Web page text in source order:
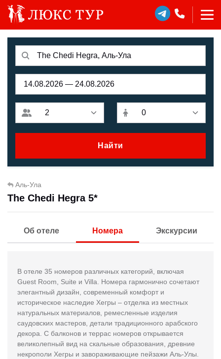
Найти
Аль-Ула
The Chedi Hegra 5*
Об отеле Номера Экскурсии
В отеле 35 номеров различных категорий, включая
Guest Room, Suite и Villa. Номера гармонично сочетают
элегантный дизайн, современный комфорт и
историческое наследие Хегры – отделка из местных
натуральных материалов, ремесленные изделия
саудовских мастеров, детали традиционного арабского
декора. С балконов и террас номеров открывается
великолепный вид на скальные образования, древние
некрополи Хегры и завораживающие пейзажи Аль-Улы.